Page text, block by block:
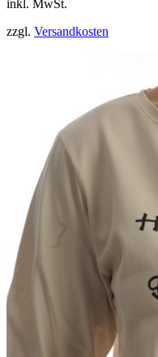
inkl. MwSt.
zzgl. Versandkosten